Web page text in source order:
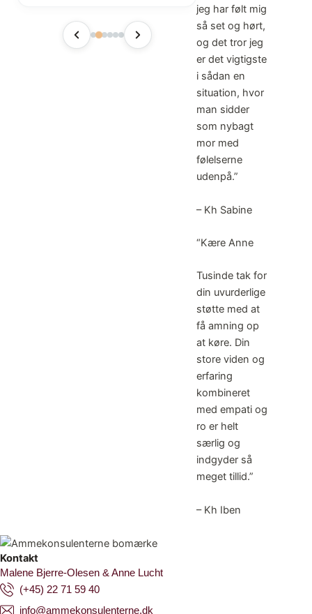
med ønske om et forløb, og
Malene svarede med det
jeg har følt mig
så set og hørt,
og det tror jeg
er det vigtigste
i sådan en
situation, hvor
man sidder
som nybagt
mor med
følelserne
udenpå.”
– Kh Sabine
“Kære Anne
Tusinde tak for
din uvurderlige
støtte med at
få amning op
at køre. Din
store viden og
erfaring
kombineret
med empati og
ro er helt
særlig og
indgyder så
meget tillid.”
– Kh Iben
Kontakt
Malene Bjerre-Olesen & Anne Lucht
(+45) 22 71 59 40
info@ammekonsulenterne.dk